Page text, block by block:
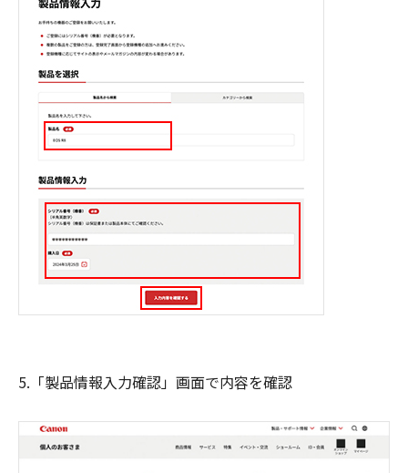
5.「製品情報入力確認」画面で内容を確認